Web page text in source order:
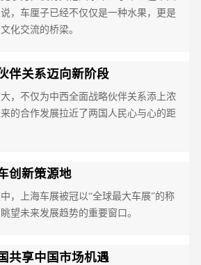
，车厘子已经不仅仅是一种水果，更是
化交流的桥梁。
伴关系迈向新阶段
，不仅为中西全面战略伙伴关系添上浓
的合作发展拉近了两国人民心与心的距
创新策源地
，上海车展被冠以“全球最大车展”的称
望未来发展趋势的重要窗口。
共享中国市场机遇